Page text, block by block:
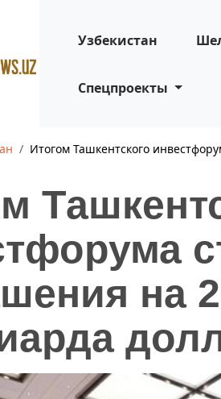
Узбекистан
Спецпроекты
Итогом Ташкентского
на